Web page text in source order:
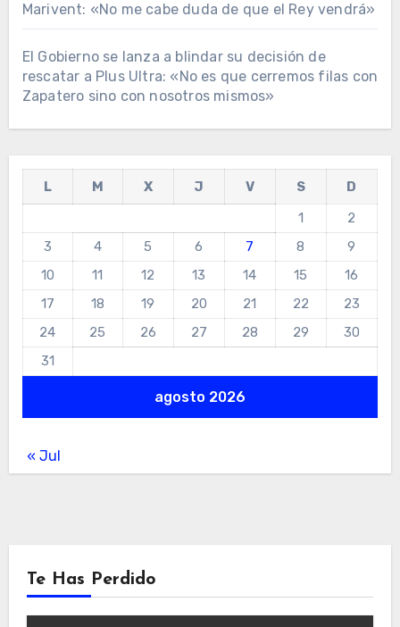
Marivent: «No me cabe duda de que el Rey vendrá»
El Gobierno se lanza a blindar su decisión de
rescatar a Plus Ultra: «No es que cerremos filas con
Zapatero sino con nosotros mismos»
agosto 2026
L M X J V S
D
1
2
3
4 5 6 7 8
9
10
11 12 13 14 15
16
17
18 19 20 21 22
23
24
25 26 27 28 29
30
31
« Jul
Te Has Perdido